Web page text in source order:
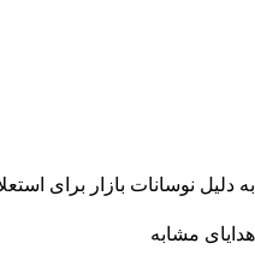
به دلیل نوسانات بازار برای
هدایای مشابه